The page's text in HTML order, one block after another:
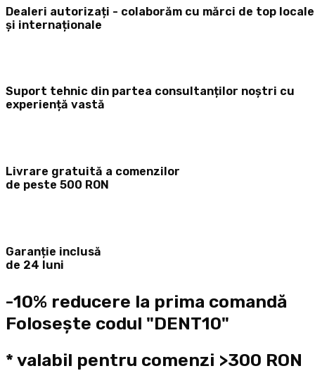
Dealeri autorizați - colaborăm cu mărci de top locale
și internaționale
Suport tehnic din partea consultanților noștri cu
experiență vastă
Livrare gratuită a comenzilor
de peste 500 RON
Garanție inclusă
de 24 luni
-10% reducere la prima comandă
Folosește codul "DENT10"
* valabil pentru comenzi >300 RON